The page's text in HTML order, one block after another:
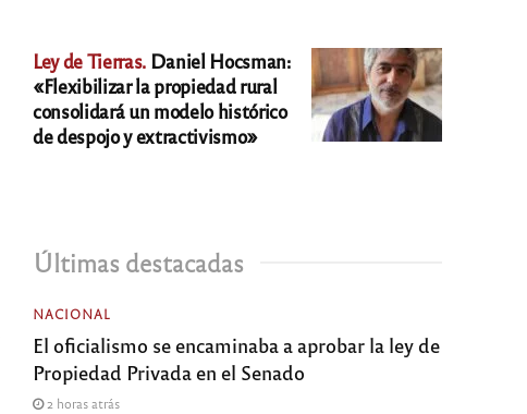
Ley de Tierras. Daniel Hocsman:
«Flexibilizar la propiedad rural
consolidará un modelo histórico
de despojo y extractivismo»
Últimas destacadas
NACIONAL
El oficialismo se encaminaba a aprobar la ley de
Propiedad Privada en el Senado
2 horas atrás